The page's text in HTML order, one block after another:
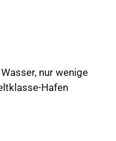
nur wenige
Hafen